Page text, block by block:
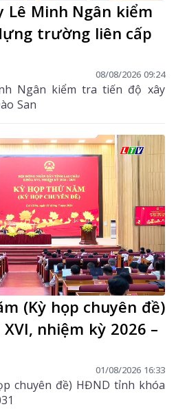
Lê Minh Ngân kiểm
trường liên cấp
08/08/2026 09:24
Ngân kiểm tra tiến độ xây
San
(Kỳ họp chuyên đề)
nhiệm kỳ 2026 –
01/08/2026 16:33
chuyên đề) HĐND tỉnh khóa